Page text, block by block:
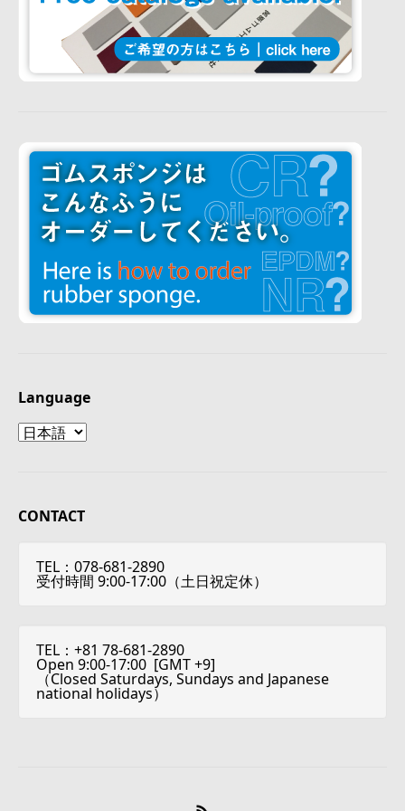
Language
Language
CONTACT
TEL：078-681-2890
受付時間 9:00-17:00（土日祝定休）
TEL：+81 78-681-2890
Open 9:00-17:00 [GMT +9]
（Closed Saturdays, Sundays and Japanese
national holidays）